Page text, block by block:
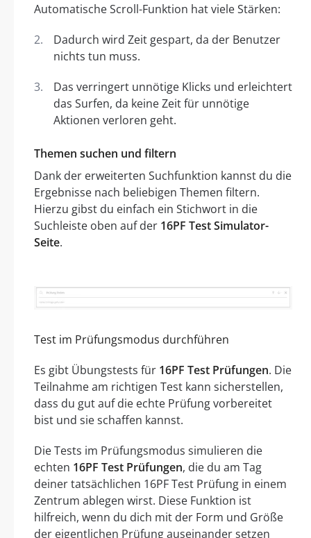
Automatische Scroll-Funktion hat viele Stärken:
Dadurch wird Zeit gespart, da der Benutzer
nichts tun muss.
Das verringert unnötige Klicks und erleichtert
das Surfen, da keine Zeit für unnötige
Aktionen verloren geht.
Themen suchen und filtern
Dank der erweiterten Suchfunktion kannst du die
Ergebnisse nach beliebigen Themen filtern.
Hierzu gibst du einfach ein Stichwort in die
Suchleiste oben auf der 16PF Test Simulator-
Seite.
Test im Prüfungsmodus durchführen
Es gibt Übungstests für 16PF Test Prüfungen. Die
Teilnahme am richtigen Test kann sicherstellen,
dass du gut auf die echte Prüfung vorbereitet
bist und sie schaffen kannst.
Die Tests im Prüfungsmodus simulieren die
echten 16PF Test Prüfungen, die du am Tag
deiner tatsächlichen 16PF Test Prüfung in einem
Zentrum ablegen wirst. Diese Funktion ist
hilfreich, wenn du dich mit der Form und Größe
der eigentlichen Prüfung auseinander setzen